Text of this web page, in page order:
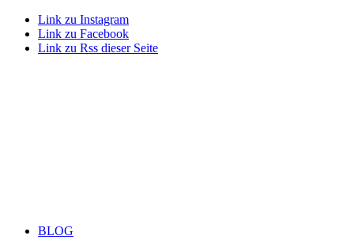
Link zu Instagram
Link zu Facebook
Link zu Rss dieser Seite
BLOG